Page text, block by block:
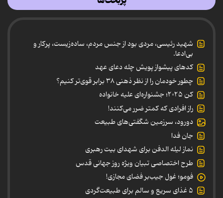
شهید رئیسی، مردی بود از جنس مردم، ساده‌زیست، پرکار و
بی‌ادعا.
کدهای پیشواز پویش چله دعای عهد
چطور خودمان را از نظر ذهنی ۳۸ برابر قوی‌تر کنیم؟
کن ۲۰۲۵؛ جشنواره‌ای علیه خانواده
راز افرادی که کمتر ضرر می‌کنند!
دورود، سرزمین شگفتی‌های طبیعت
جان فدا
نماز لیله الدفن برای شهدای بیت رهبری
طرح اختصاصی تبیان ویژه روز جهانی قدس
فومو؛ غول جیب‌بر فضای مجازی!
۵ غذای سریع و سالم برای طبیعت‌گردی